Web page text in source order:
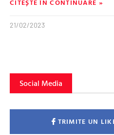
CITEȘTE ÎN CONTINUARE »
21/02/2023
Social Media
TRIMITE UN